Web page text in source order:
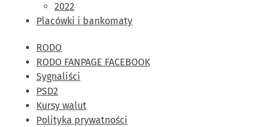
2022
Placówki i bankomaty
RODO
RODO FANPAGE FACEBOOK
Sygnaliści
PSD2
Kursy walut
Polityka prywatności